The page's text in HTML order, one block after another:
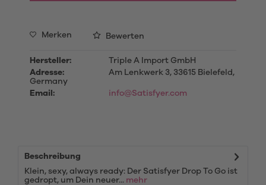
Merken Bewerten
Hersteller:
Triple A Import GmbH
Adresse:
Am Lenkwerk 3, 33615 Bielefeld,
Germany
Email:
info@Satisfyer.com
Beschreibung
Klein, sexy, always ready: Der Satisfyer Drop To Go ist
gedropt, um Dein neuer... mehr